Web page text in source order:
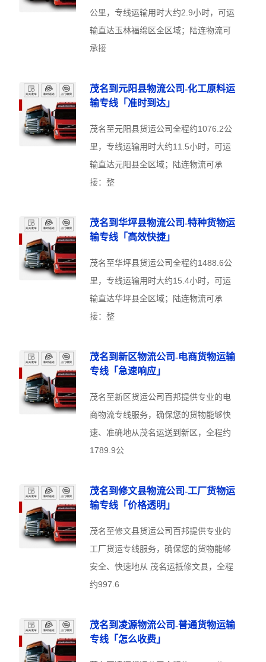
公里，专线运输用时大约2.9小时，可运
输直达玉林福绵区全区域；陆连物流可
承接
茂名到元阳县物流公司-化工原料运
输专线「准时到达」
茂名至元阳县货运公司全程约1076.2公
里，专线运输用时大约11.5小时，可运
输直达元阳县全区域；陆连物流可承
接：整
茂名到华坪县物流公司-特种货物运
输专线「高效快捷」
茂名至华坪县货运公司全程约1488.6公
里，专线运输用时大约15.4小时，可运
输直达华坪县全区域；陆连物流可承
接：整
茂名到新区物流公司-电商货物运输
专线「急速响应」
茂名至新区货运公司百邦提供专业的电
商物流专线服务，确保您的货物能够快
速、准确地从茂名运送到新区，全程约
1789.9公
茂名到修文县物流公司-工厂货物运
输专线「价格透明」
茂名至修文县货运公司百邦提供专业的
工厂货运专线服务，确保您的货物能够
安全、快速地从 茂名运抵修文县，全程
约997.6
茂名到凌源物流公司-普通货物运输
专线「怎么收费」